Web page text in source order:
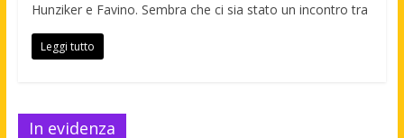
Hunziker e Favino. Sembra che ci sia stato un incontro tra
Leggi tutto
In evidenza